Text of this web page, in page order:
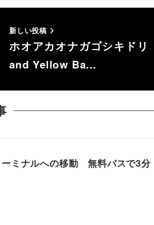
新しい投稿
ホオアカオナガゴシキド
and Yellow Ba…
ーミナルへの移動 無料バスで3